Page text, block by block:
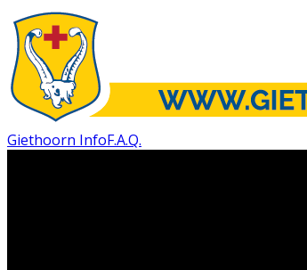
Giethoorn InfoF.A.Q.